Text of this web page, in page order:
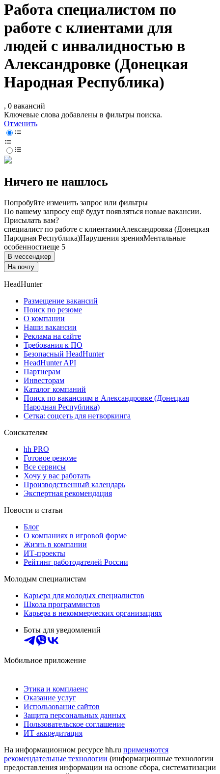
Работа специалистом по
работе с клиентами для
людей с инвалидностью в
Александровке (Донецкая
Народная Республика)
, 0 вакансий
Ключевые слова добавлены в фильтры поиска.
Отменить
Ничего не нашлось
Попробуйте изменить запрос или фильтры
По вашему запросу ещё будут появляться новые вакансии.
Присылать вам?
специалист по работе с клиентамиАлександровка (Донецкая
Народная Республика)Нарушения зренияМентальные
особенностиеще 5
В мессенджер
На почту
HeadHunter
Размещение вакансий
Поиск по резюме
О компании
Наши вакансии
Реклама на сайте
Требования к ПО
Безопасный HeadHunter
HeadHunter API
Партнерам
Инвесторам
Каталог компаний
Поиск по вакансиям в Александровке (Донецкая
Народная Республика)
Сетка: соцсеть для нетворкинга
Соискателям
hh PRO
Готовое резюме
Все сервисы
Хочу у вас работать
Производственный календарь
Экспертная рекомендация
Новости и статьи
Блог
О компаниях в игровой форме
Жизнь в компании
ИТ-проекты
Рейтинг работодателей России
Молодым специалистам
Карьера для молодых специалистов
Школа программистов
Карьера в некоммерческих организациях
Боты для уведомлений
Мобильное приложение
Этика и комплаенс
Оказание услуг
Использование сайтов
Защита персональных данных
Пользовательское соглашение
ИТ аккредитация
На информационном ресурсе hh.ru применяются
рекомендательные технологии (информационные технологии
предоставления информации на основе сбора, систематизации